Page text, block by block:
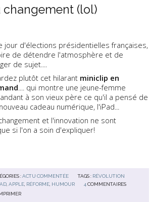
changement (lol)
jour d'élections présidentielles françaises,
de détendre l'atmosphère et de
de sujet....
plutôt cet hilarant miniclip en
.... qui montre une jeune-femme
à son vieux père ce qu'il a pensé de
cadeau numérique, l'iPad...
et l'innovation ne sont
si l'on a soin d'expliquer!
:ACTU COMMENTÉE TAGS : RÉVOLUTION
,APPLE, RÉFORME, HUMOUR 4 COMMENTAIRES